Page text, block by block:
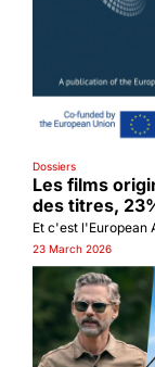
Dossiers
Les films
des titres,
Et c'est l'European
23 March 2026